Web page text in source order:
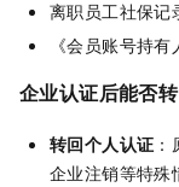
离职员工社保记
《会员账号持有
企业认证后能否
转回个人认证
企业注销等特殊